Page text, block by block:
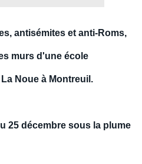
antisémites et anti-Roms,
murs d'une école
Noue à Montreuil.
25 décembre sous la plume